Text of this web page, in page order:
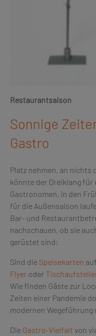
Restaurantsaison
Sonnige
Gastro
Platz nehmen, an nichts
könnte der Dreiklang für
Gastronomen, in den
für die Außensaison
Bar- und
nachschauen, ob sie
gerüstet sind:
Sind die Speisekarten
Flyer oder
Wie finden Gäste zur
Zeiten einer Pandemie
modernen Wegeführung
Die Gastro-Vielfalt von